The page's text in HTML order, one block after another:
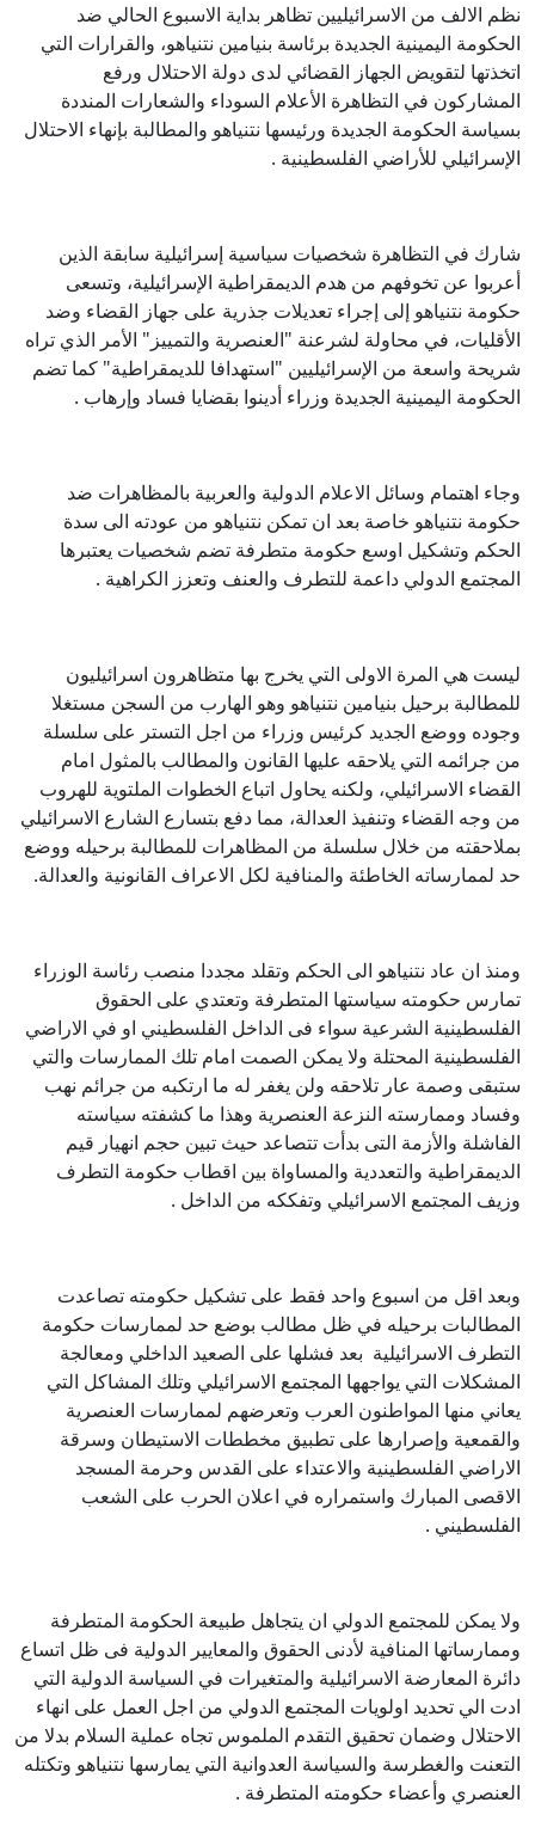
نظم الالف من الاسرائيليين تظاهر بداية الاسبوع الحالي ضد
الحكومة اليمينية الجديدة برئاسة بنيامين نتنياهو، والقرارات التي
اتخذتها لتقويض الجهاز القضائي لدى دولة الاحتلال ورفع
المشاركون في التظاهرة الأعلام السوداء والشعارات المنددة
بسياسة الحكومة الجديدة ورئيسها نتنياهو والمطالبة بإنهاء الاحتلال
الإسرائيلي للأراضي الفلسطينية .
شارك في التظاهرة شخصيات سياسية إسرائيلية سابقة الذين
أعربوا عن تخوفهم من هدم الديمقراطية الإسرائيلية، وتسعى
حكومة نتنياهو إلى إجراء تعديلات جذرية على جهاز القضاء وضد
الأقليات، في محاولة لشرعنة "العنصرية والتمييز" الأمر الذي تراه
شريحة واسعة من الإسرائيليين "استهدافا للديمقراطية" كما تضم
الحكومة اليمينية الجديدة وزراء أدينوا بقضايا فساد وإرهاب .
وجاء اهتمام وسائل الاعلام الدولية والعربية بالمظاهرات ضد
حكومة نتنياهو خاصة بعد ان تمكن نتنياهو من عودته الى سدة
الحكم وتشكيل اوسع حكومة متطرفة تضم شخصيات يعتبرها
المجتمع الدولي داعمة للتطرف والعنف وتعزز الكراهية .
ليست هي المرة الاولى التي يخرج بها متظاهرون اسرائيليون
للمطالبة برحيل بنيامين نتنياهو وهو الهارب من السجن مستغلا
وجوده ووضع الجديد كرئيس وزراء من اجل التستر على سلسلة
من جرائمه التي يلاحقه عليها القانون والمطالب بالمثول امام
القضاء الاسرائيلي، ولكنه يحاول اتباع الخطوات الملتوية للهروب
من وجه القضاء وتنفيذ العدالة، مما دفع بتسارع الشارع الاسرائيلي
بملاحقته من خلال سلسلة من المظاهرات للمطالبة برحيله ووضع
حد لممارساته الخاطئة والمنافية لكل الاعراف القانونية والعدالة.
ومنذ ان عاد نتنياهو الى الحكم وتقلد مجددا منصب رئاسة الوزراء
تمارس حكومته سياستها المتطرفة وتعتدي على الحقوق
الفلسطينية الشرعية سواء فى الداخل الفلسطيني او في الاراضي
الفلسطينية المحتلة ولا يمكن الصمت امام تلك الممارسات والتي
ستبقى وصمة عار تلاحقه ولن يغفر له ما ارتكبه من جرائم نهب
وفساد وممارسته النزعة العنصرية وهذا ما كشفته سياسته
الفاشلة والأزمة التى بدأت تتصاعد حيث تبين حجم انهيار قيم
الديمقراطية والتعددية والمساواة بين اقطاب حكومة التطرف
وزيف المجتمع الاسرائيلي وتفككه من الداخل .
وبعد اقل من اسبوع واحد فقط على تشكيل حكومته تصاعدت
المطالبات برحيله في ظل مطالب بوضع حد لممارسات حكومة
التطرف الاسرائيلية بعد فشلها على الصعيد الداخلي ومعالجة
المشكلات التي يواجهها المجتمع الاسرائيلي وتلك المشاكل التي
يعاني منها المواطنون العرب وتعرضهم لممارسات العنصرية
والقمعية وإصرارها على تطبيق مخططات الاستيطان وسرقة
الاراضي الفلسطينية والاعتداء على القدس وحرمة المسجد
الاقصى المبارك واستمراره في اعلان الحرب على الشعب
الفلسطيني .
ولا يمكن للمجتمع الدولي ان يتجاهل طبيعة الحكومة المتطرفة
وممارساتها المنافية لأدنى الحقوق والمعايير الدولية فى ظل اتساع
دائرة المعارضة الاسرائيلية والمتغيرات في السياسة الدولية التي
ادت الي تحديد اولويات المجتمع الدولي من اجل العمل على انهاء
الاحتلال وضمان تحقيق التقدم الملموس تجاه عملية السلام بدلا من
التعنت والغطرسة والسياسة العدوانية التي يمارسها نتنياهو وتكتله
العنصري وأعضاء حكومته المتطرفة .